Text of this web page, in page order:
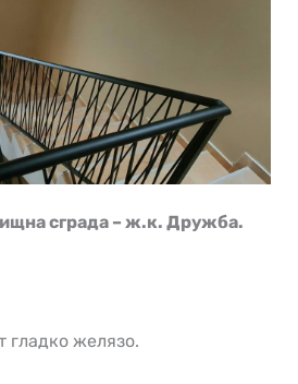
сграда – ж.к. Дружба.
гладко желязо.